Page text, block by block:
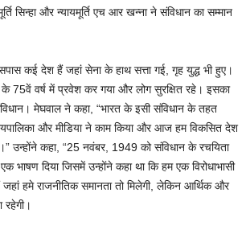
सिन्हा और न्यायमूर्ति एच आर खन्ना ने संविधान का सम्मान
कई देश हैं जहां सेना के हाथ सत्ता गई, गृह युद्ध भी हुए।
75वें वर्ष में प्रवेश कर गया और लोग सुरक्षित रहे। इसका
मेघवाल ने कहा, “भारत के इसी संविधान के तहत
और मीडिया ने काम किया और आज हम विकसित देश
उन्होंने कहा, “25 नवंबर, 1949 को संविधान के रचयिता
भाषण दिया जिसमें उन्होंने कहा था कि हम एक विरोधाभासी
हमे राजनीतिक समानता तो मिलेगी, लेकिन आर्थिक और
रहेगी।